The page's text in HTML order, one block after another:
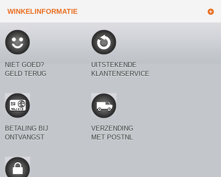
WINKELINFORMATIE
NIET GOED?
GELD TERUG
UITSTEKENDE
KLANTENSERVICE
BETALING BIJ
ONTVANGST
VERZENDING
MET POSTNL